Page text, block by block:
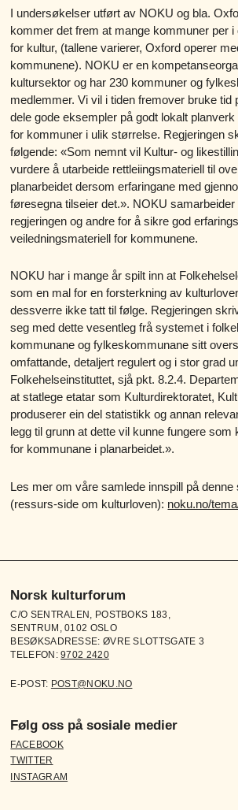
I undersøkelser utført av NOKU og bla.
kommer det frem at mange kommuner per i
for kultur, (tallene varierer, Oxford operer
kommunene). NOKU er en
kultursektor og har 230 kommuner og
medlemmer. Vi vil i tiden fremover bruke tid
dele gode eksempler på godt lokalt
for kommuner i ulik størrelse. Regjeringen
følgende: «Som nemnt vil Kultur- og
vurdere å utarbeide rettleiingsmateriell til
planarbeidet dersom erfaringane med
føresegna tilseier det.». NOKU samarbeider
regjeringen og andre for å sikre god
veiledningsmateriell for kommunene.
NOKU har i mange år spilt inn at
som en mal for en forsterkning av
dessverre ikke tatt til følge. Regjeringen
seg med dette vesentleg frå systemet i
kommunane og fylkeskommunane sitt
omfattande, detaljert regulert og i stor grad
Folkehelseinstituttet, sjå pkt. 8.2.4.
at statlege etatar som Kulturdirektoratet,
produserer ein del statistikk og annan
legg til grunn at dette vil kunne fungere
for kommunane i planarbeidet.».
Les mer om våre samlede innspill på denne
(ressurs-side om kulturloven): noku.no/
Norsk kulturforum
C/O SENTRALEN, POSTBOKS 183,
SENTRUM, 0102 OSLO
BESØKSADRESSE: ØVRE SLOTTSGATE 3
TELEFON:9702 2420
E-POST: POST@NOKU.NO
Følg oss på sosiale medier
FACEBOOK
TWITTER
INSTAGRAM